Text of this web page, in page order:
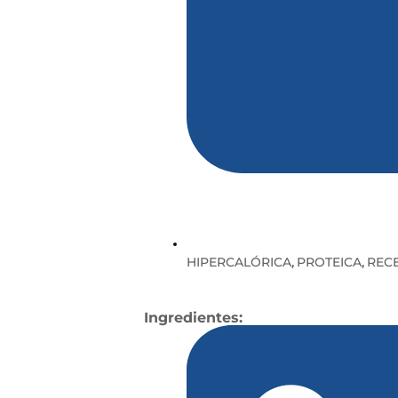
HIPERCALÓRICA, PROTEICA,
Ingredientes: